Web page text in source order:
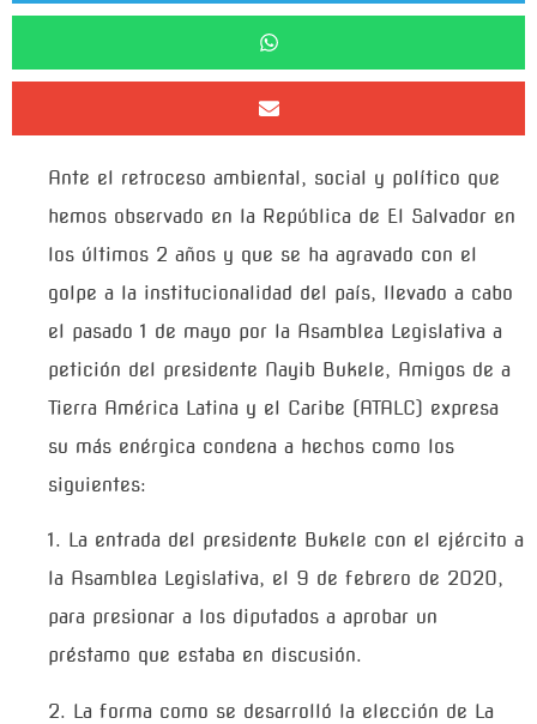
Ante el retroceso ambiental, social y político que
hemos observado en la República de El Salvador en
los últimos 2 años y que se ha agravado con el
golpe a la institucionalidad del país, llevado a cabo
el pasado 1 de mayo por la Asamblea Legislativa a
petición del presidente Nayib Bukele, Amigos de a
Tierra América Latina y el Caribe (ATALC) expresa
su más enérgica condena a hechos como los
siguientes:
1. La entrada del presidente Bukele con el ejército a
la Asamblea Legislativa, el 9 de febrero de 2020,
para presionar a los diputados a aprobar un
préstamo que estaba en discusión.
2. La forma como se desarrolló la elección de La